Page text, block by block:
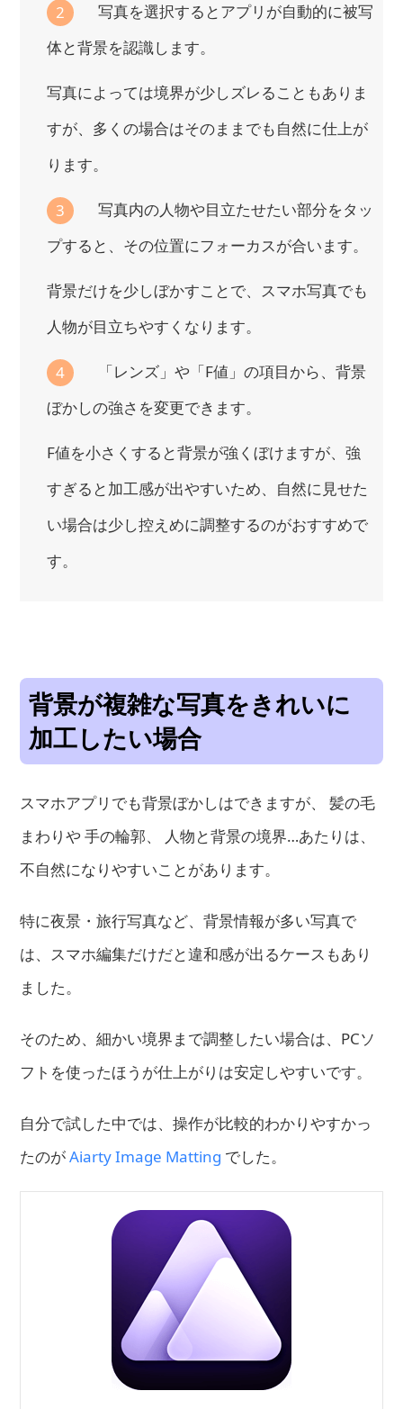
2
写真を選択するとアプリが自動的に被写
体と背景を認識します。
写真によっては境界が少しズレることもありま
すが、多くの場合はそのままでも自然に仕上が
ります。
3
写真内の人物や目立たせたい部分をタッ
プすると、その位置にフォーカスが合います。
背景だけを少しぼかすことで、スマホ写真でも
人物が目立ちやすくなります。
4
「レンズ」や「F値」の項目から、背景
ぼかしの強さを変更できます。
F値を小さくすると背景が強くぼけますが、強
すぎると加工感が出やすいため、自然に見せた
い場合は少し控えめに調整するのがおすすめで
す。
背景が複雑な写真をきれいに
加工したい場合
スマホアプリでも背景ぼかしはできますが、 髪の毛
まわりや 手の輪郭、 人物と背景の境界…あたりは、
不自然になりやすいことがあります。
特に夜景・旅行写真など、背景情報が多い写真で
は、スマホ編集だけだと違和感が出るケースもあり
ました。
そのため、細かい境界まで調整したい場合は、PCソ
フトを使ったほうが仕上がりは安定しやすいです。
自分で試した中では、操作が比較的わかりやすかっ
たのがAiarty Image Matting でした。